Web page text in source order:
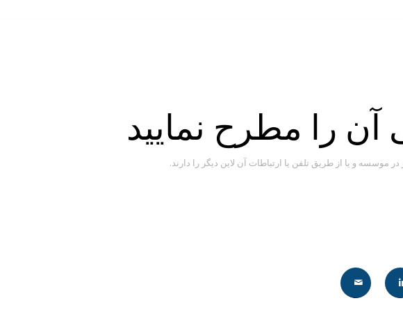
آن را مطرح نمایید
و یا از طریق تلفن یا ارتباطات آن لاین دیگر را دارند.